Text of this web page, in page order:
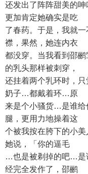
还发出了阵阵甜美的
更加肯定她确实是吃
了春药。于是，我就
襟，果然，她连内衣
都没穿。当我看到邵
的乳头那样被刺穿，
还挂着两个乳环时，
奶子…都戴着环…原
来是个小骚货…是谁给
腿，更用力地操着这
个被我按在胯下的小
她说，「你的逼毛
…也是被剃掉的吧…是
经完全发作了，邵鹂